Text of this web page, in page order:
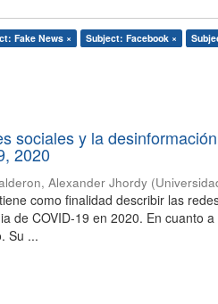
Fake News × Subject: Facebook ×
sociales y la
2020
Alexander Jhordy (
como finalidad describir las
de COVID-19 en 2020. En cuanto
Su ...